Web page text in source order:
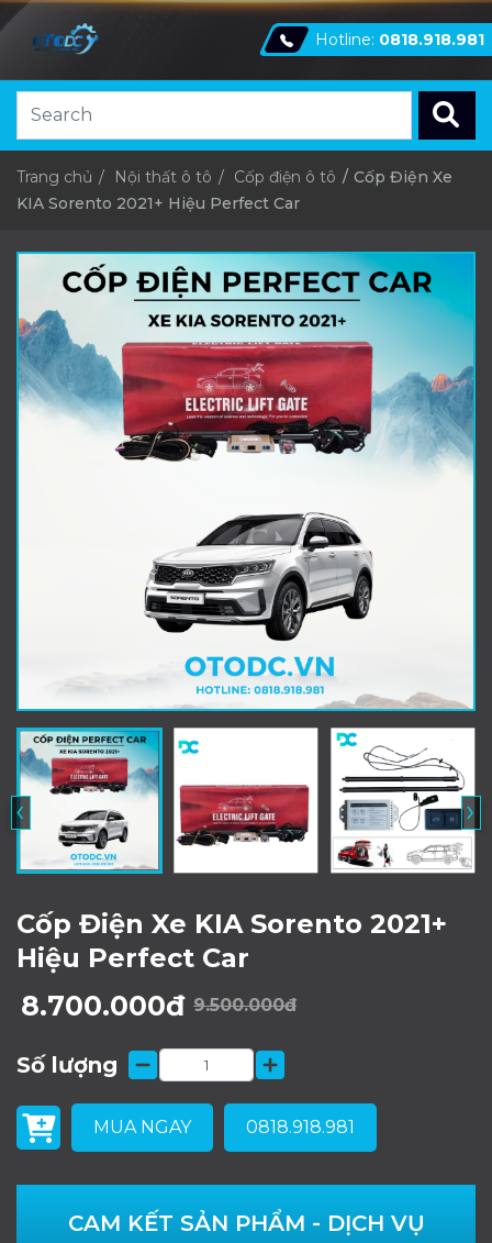
Hotline: 0818.918.981
Trang chủ Nội thất ô tô Cốp điện ô tô
Cốp Điện Xe
KIA Sorento 2021+ Hiệu Perfect Car
‹ ›
Cốp Điện Xe KIA Sorento 2021+
Hiệu Perfect Car
8.700.000đ 9.500.000đ
Số lượng
MUA NGAY 0818.918.981
CAM KẾT SẢN PHẨM - DỊCH VỤ